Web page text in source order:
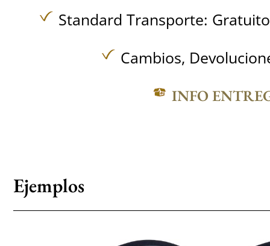
Standard Transporte:
Cambios,
INFO
Ejemplos